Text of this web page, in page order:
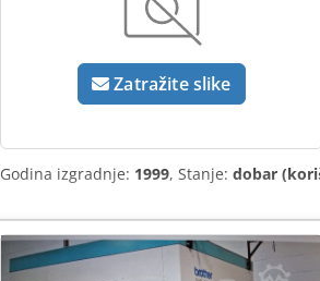
Zatražite slike
Godina izgradnje: 1999, Stanje: dobar